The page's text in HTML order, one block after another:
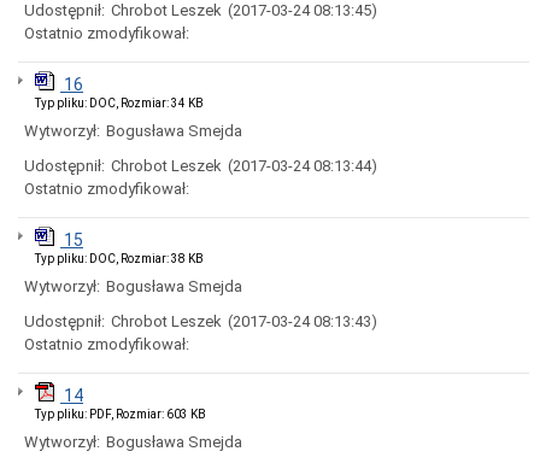
Ogłoszenia
obwieszczenia
w
2026
Ogłoszenia
obwieszczenia
2025
roku
Ogłoszenia
w
2024
Ogłoszenia
obwieszczenia
Udostępnił: Chrobot Leszek (2017-03-24 08:13:45)
Ostatnio zmodyfikował:
16
Typ pliku: DOC, Rozmiar: 34 KB
Wytworzył: Bogusława Smejda
Udostępnił: Chrobot Leszek (2017-03-24 08:13:44)
Ostatnio zmodyfikował:
15
Typ pliku: DOC, Rozmiar: 38 KB
Wytworzył: Bogusława Smejda
Udostępnił: Chrobot Leszek (2017-03-24 08:13:43)
Ostatnio zmodyfikował:
14
Typ pliku: PDF, Rozmiar: 603 KB
Wytworzył: Bogusława Smejda